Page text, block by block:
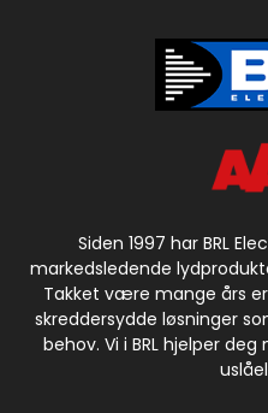
Siden 1997 har BRL
markedsledende
Takket være mange års
skreddersydde løsninger
behov. Vi i BRL hjelper